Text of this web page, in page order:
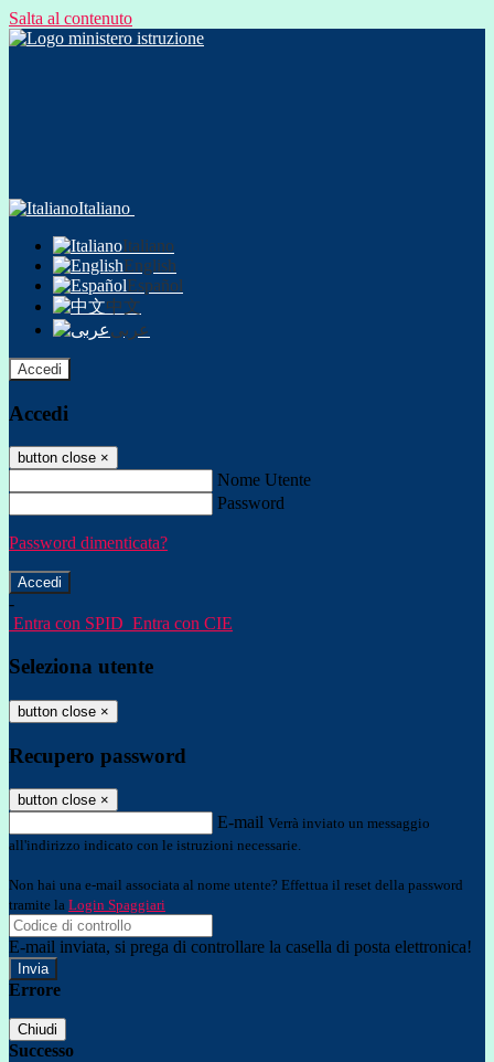
Salta al contenuto
Italiano
Italiano
English
Español
中文
عربى
Accedi
Accedi
button close ×
Nome Utente
Password
Password dimenticata?
-
Entra con SPID Entra con CIE
Seleziona utente
button close ×
Recupero password
button close ×
E-mail Verrà inviato un messaggio
all'indirizzo indicato con le istruzioni necessarie.
Non hai una e-mail associata al nome utente? Effettua il reset della password
tramite la Login Spaggiari
E-mail inviata, si prega di controllare la casella di posta elettronica!
Errore
Chiudi
Successo